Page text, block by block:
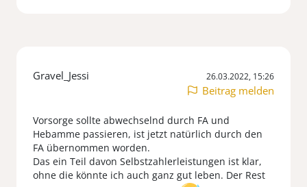
Gravel_Jessi 26.03.2022, 15:26
Beitrag melden
Vorsorge sollte abwechselnd durch FA und
Hebamme passieren, ist jetzt natürlich durch den
FA übernommen worden.
Das ein Teil davon Selbstzahlerleistungen ist klar,
ohne die könnte ich auch ganz gut leben. Der Rest